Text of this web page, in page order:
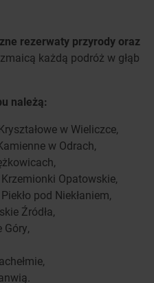
rezerwaty przyrody oraz
każdą podróż w głąb
należą:
w Wieliczce,
w Odrach,
Opatowskie,
pod Niekłaniem,
Źródła,
Góry,